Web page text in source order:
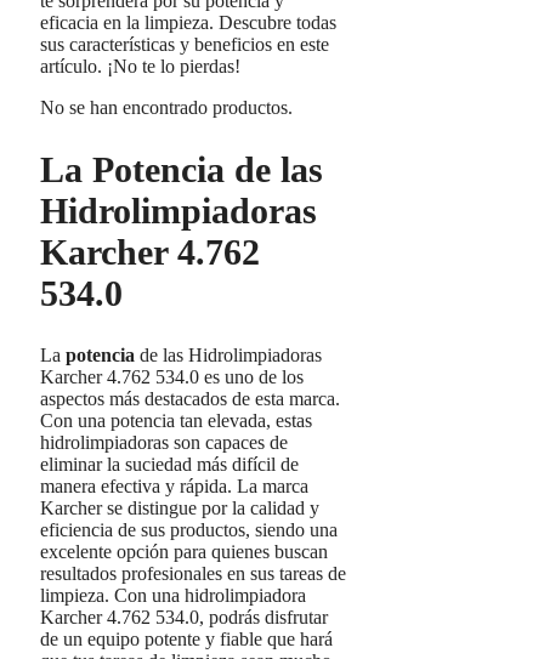
eficacia en la limpieza. Descubre todas
sus características y beneficios en este
artículo. ¡No te lo pierdas!
No se han encontrado productos.
La Potencia de las
Hidrolimpiadoras
Karcher 4.762
534.0
La potencia de las Hidrolimpiadoras
Karcher 4.762 534.0 es uno de los
aspectos más destacados de esta marca.
Con una potencia tan elevada, estas
hidrolimpiadoras son capaces de
eliminar la suciedad más difícil de
manera efectiva y rápida. La marca
Karcher se distingue por la calidad y
eficiencia de sus productos, siendo una
excelente opción para quienes buscan
resultados profesionales en sus tareas de
limpieza. Con una hidrolimpiadora
Karcher 4.762 534.0, podrás disfrutar
de un equipo potente y fiable que hará